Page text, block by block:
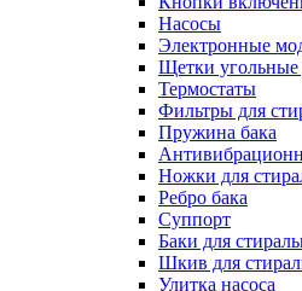
Насосы
Электронные
Щетки
Термостаты
Фильтры для
Пружина бака
Ножки для
Ребро бака
Суппорт
Баки для
Шкив для
Улитка насоса